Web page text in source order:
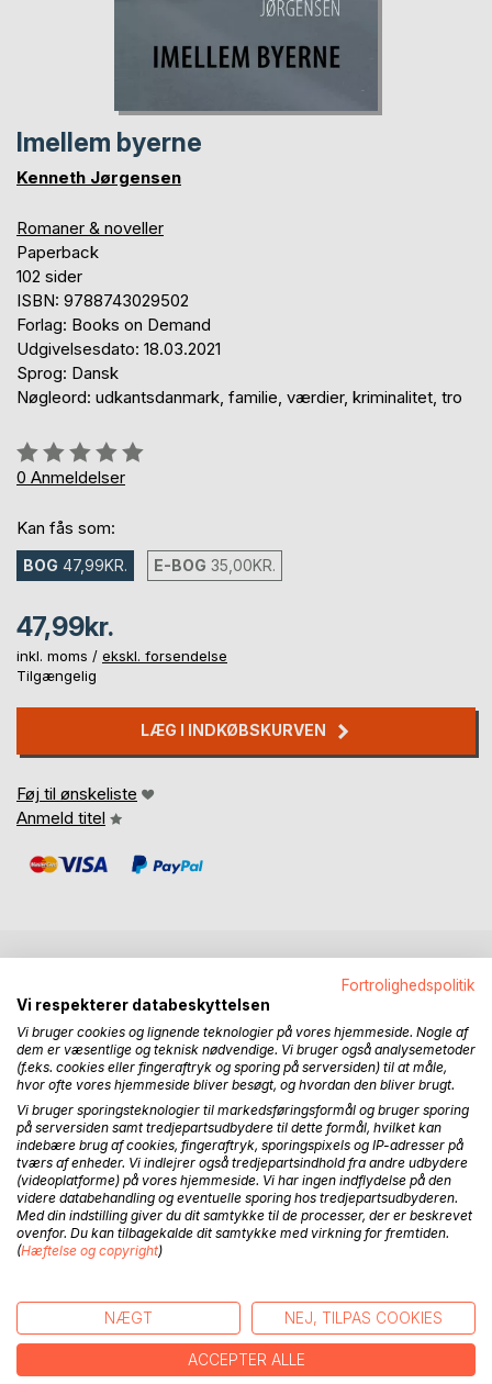
Imellem byerne
Kenneth Jørgensen
Romaner & noveller
Paperback
102 sider
ISBN: 9788743029502
Forlag: Books on Demand
Udgivelsesdato: 18.03.2021
Sprog: Dansk
Nøgleord: udkantsdanmark, familie, værdier, kriminalitet, tro
Anmeldelse::
0%
0 Anmeldelser
Kan fås som:
BOG 47,99KR. E-BOG 35,00KR.
47,99kr.
inkl. moms / ekskl. forsendelse
Tilgængelig
LÆG I INDKØBSKURVEN
Føj til ønskeliste
Anmeld titel
Da Vicki træder ind i bussen, mødes hun af en flot, ung
mand i et dyrt jakkesæt. Pludselig florerer tankerne, og et
håb, hun ikke længere troede fandtes, begynder at spire.
Men Vicki lever i 'Kanten' - et lokalsamfund under afvikling
uden for de pulserende storbyers udvikling. Her er prisen
på drømme høj, og ingen får de svar, de ønsker, så ingen
spørger. Vicki kan dog ikke undertrykke sine følelser, for
hvem er den fremmede, og hvad skal han i den lille by, som
alle andre passerer?
taler om, og de færreste kender. Om at tro, men ikke
længere turde håbe. Om stærke bånd, der risikerer at
smuldre i et individualiseret velfærdssamfund, hvor de
bredeste skuldre ikke længere kan bære mest.
Fortrolighedspolitik
Vi respekterer databeskyttelsen
Vi bruger cookies og lignende teknologier på vores hjemmeside. Nogle af
dem er væsentlige og teknisk nødvendige. Vi bruger også analysemetoder
(f.eks. cookies eller fingeraftryk og sporing på serversiden) til at måle,
hvor ofte vores hjemmeside bliver besøgt, og hvordan den bliver brugt.
Vi bruger sporingsteknologier til markedsføringsformål og bruger sporing
på serversiden samt tredjepartsudbydere til dette formål, hvilket kan
indebære brug af cookies, fingeraftryk, sporingspixels og IP-adresser på
tværs af enheder. Vi indlejrer også tredjepartsindhold fra andre udbydere
(videoplatforme) på vores hjemmeside. Vi har ingen indflydelse på den
videre databehandling og eventuelle sporing hos tredjepartsudbyderen.
Med din indstilling giver du dit samtykke til de processer, der er beskrevet
ovenfor. Du kan tilbagekalde dit samtykke med virkning for fremtiden.
(Hæftelse og copyright)
NÆGT NEJ, TILPAS COOKIES
ACCEPTER ALLE